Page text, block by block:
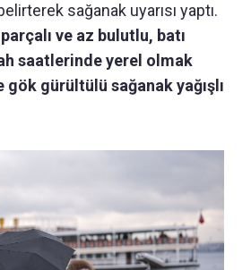
sağanak uyarısı yaptı.
ve az bulutlu, batı
saatlerinde yerel olmak
gök gürültülü sağanak yağışlı